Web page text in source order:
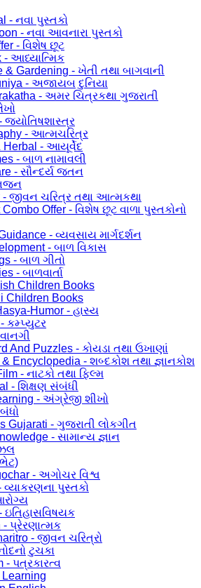
- નવા પુસ્તકો
- નવા આવનારા પુસ્તકો
- વિશેષ છૂટ
- આધ્યાત્મિક
& Gardening - ખેતી તથા બાગવાની
- અજાયબ દુનિયા
- અમર ચિત્રકથા ગુજરાતી
જ્યોતિષશાસ્ત્ર
- આત્મચરિત્ર
Herbal - આયૂર્વેદ
- બાળ નામાવલી
- સૌન્દર્ય જતન
- જીવન ચરિત્ર તથા આત્મકથા
Offer - વિશેષ છૂટ વાળા પુસ્તકોનો
- વ્યવસાય માર્ગદર્શન
- બાળ વિકાસ
- બાળ ગીતો
- બાળવાર્તા
Children Books
Children Books
Humor - હાસ્ય
કમ્પ્યુટર
And Puzzles - કોયડા તથા ઉખાણાં
Encyclopedia - શબ્દકોશ તથા જ્ઞાનકોશ
- નાટકો તથા ફિલ્મ
- શિક્ષણ સંબંધી
- અંગ્રેજી શીખો
Gujarati - ગુજરાતી લોકગીત
- સામાન્ય જ્ઞાન
- અગોચર વિશ્વ
વ્યાકરણના પુસ્તકો
ઇતિહાસવિષયક
- પ્રેરણાત્મક
- જીવન ચરિત્રો
ટુચકા
- પત્રકારત્વ
Learning